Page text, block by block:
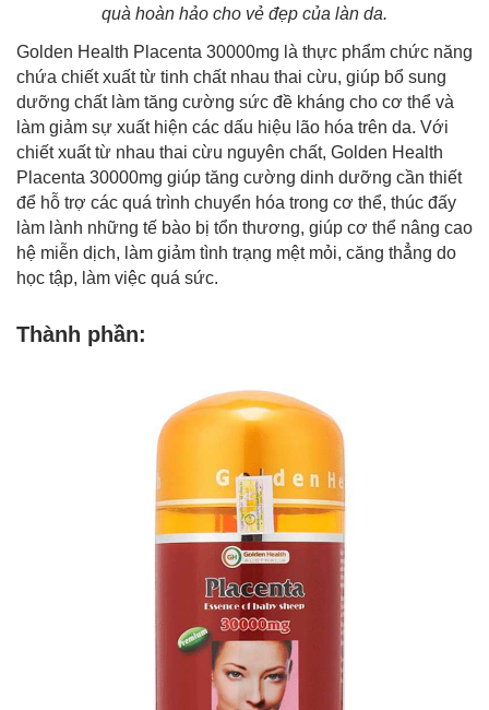
quà hoàn hảo cho vẻ đẹp của làn da.
Golden Health Placenta 30000mg là thực phẩm chức năng
chứa chiết xuất từ tinh chất nhau thai cừu, giúp bổ sung
dưỡng chất làm tăng cường sức đề kháng cho cơ thể và
làm giảm sự xuất hiện các dấu hiệu lão hóa trên da. Với
chiết xuất từ nhau thai cừu nguyên chất, Golden Health
Placenta 30000mg giúp tăng cường dinh dưỡng cần thiết
để hỗ trợ các quá trình chuyển hóa trong cơ thể, thúc đấy
làm lành những tế bào bị tổn thương, giúp cơ thể nâng cao
hệ miễn dịch, làm giảm tình trạng mệt mỏi, căng thẳng do
học tập, làm việc quá sức.
Thành phần: